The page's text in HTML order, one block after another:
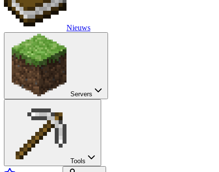
Nieuws
Servers
Tools